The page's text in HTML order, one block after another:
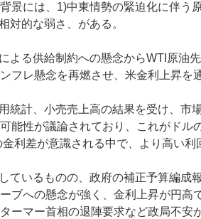
景には、1)中東情勢の緊迫化に伴
対的な弱さ、がある。
よる供給制約への懸念からWTI原油
フレ懸念を再燃させ、米金利上昇を
統計、小売売上高の結果を受け、市
能性が議論されており、これがド
利差が意識される中で、より高い利
ているものの、政府の補正予算編成
ブへの懸念が強く、金利上昇が円
ーマー首相の退陣要求など政局不安